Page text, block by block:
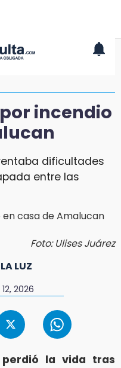
incendio
dificultades
entre las
Foto: Ulises Juárez
LUZ
2026
perdió la vida tras